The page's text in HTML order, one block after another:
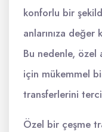
konforlu bir
anlarınıza
Bu nedenle, özel
için mükemmel
transferlerini
Özel bir çeşme